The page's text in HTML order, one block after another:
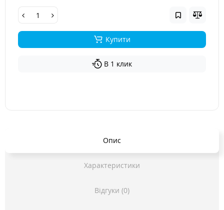
Купити
В 1 клик
Опис
Характеристики
Відгуки (0)